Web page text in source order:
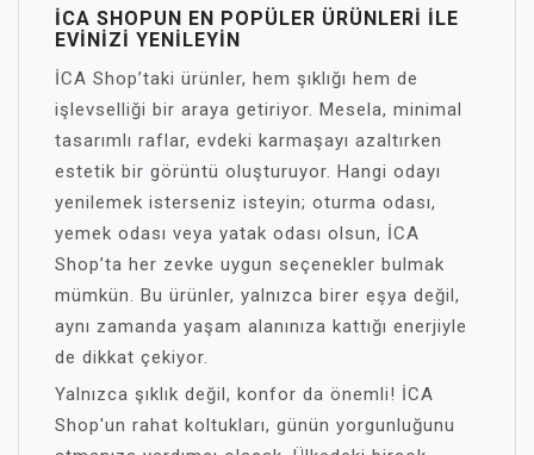
İCA SHOPUN EN POPÜLER ÜRÜNLERI ILE
EVINIZI YENILEYIN
İCA Shop’taki ürünler, hem şıklığı hem de
işlevselliği bir araya getiriyor. Mesela, minimal
tasarımlı raflar, evdeki karmaşayı azaltırken
estetik bir görüntü oluşturuyor. Hangi odayı
yenilemek isterseniz isteyin; oturma odası,
yemek odası veya yatak odası olsun, İCA
Shop’ta her zevke uygun seçenekler bulmak
mümkün. Bu ürünler, yalnızca birer eşya değil,
aynı zamanda yaşam alanınıza kattığı enerjiyle
de dikkat çekiyor.
Yalnızca şıklık değil, konfor da önemli! İCA
Shop'un rahat koltukları, günün yorgunluğunu